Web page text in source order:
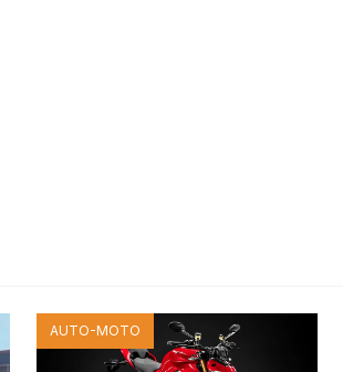
AUTO-MOTO